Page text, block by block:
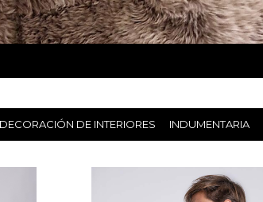
DECORACIÓN DE INTERIORES INDUMENTARIA